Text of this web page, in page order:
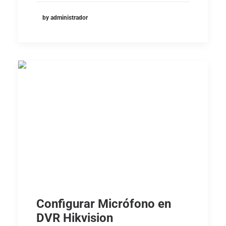
by administrador
Configurar Micrófono en
DVR Hikvision